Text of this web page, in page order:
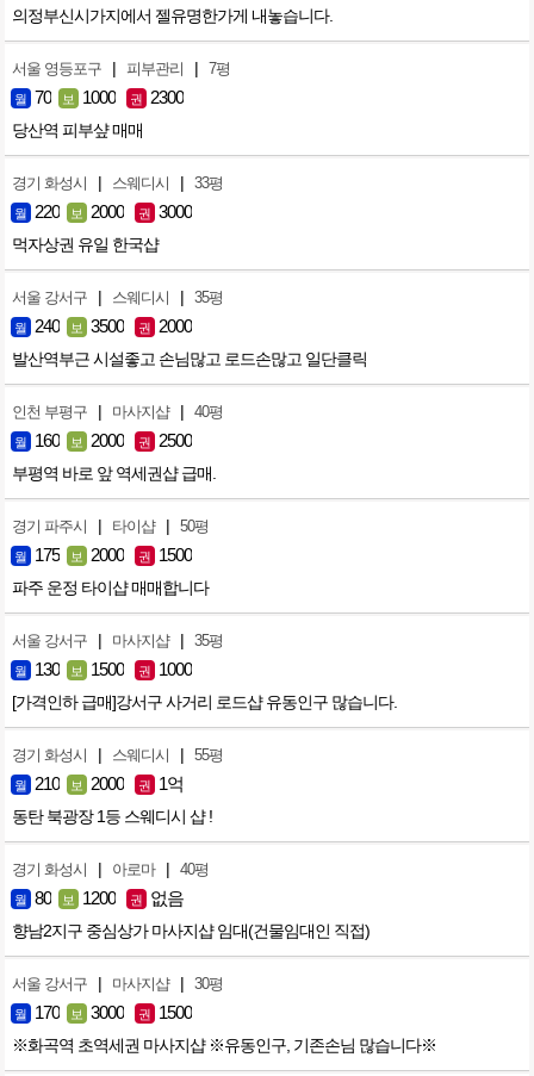
의정부신시가지에서 젤유명한가게 내놓습니다.
서울 영등포구 | 피부관리 | 7평
월 70 보 1000 권 2300
당산역 피부샾 매매
경기 화성시 | 스웨디시 | 33평
월 220 보 2000 권 3000
먹자상권 유일 한국샵
서울 강서구 | 스웨디시 | 35평
월 240 보 3500 권 2000
발산역부근 시설좋고 손님많고 로드손많고 일단클릭
인천 부평구 | 마사지샵 | 40평
월 160 보 2000 권 2500
부평역 바로 앞 역세권샵 급매.
경기 파주시 | 타이샵 | 50평
월 175 보 2000 권 1500
파주 운정 타이샵 매매합니다
서울 강서구 | 마사지샵 | 35평
월 130 보 1500 권 1000
[가격인하 급매]강서구 사거리 로드샵 유동인구 많습니다.
경기 화성시 | 스웨디시 | 55평
월 210 보 2000 권 1억
동탄 북광장 1등 스웨디시 샵 !
경기 화성시 | 아로마 | 40평
월 80 보 1200 권 없음
향남2지구 중심상가 마사지샵 임대(건물임대인 직접)
서울 강서구 | 마사지샵 | 30평
월 170 보 3000 권 1500
※화곡역 초역세권 마사지샵 ※유동인구, 기존손님 많습니다※